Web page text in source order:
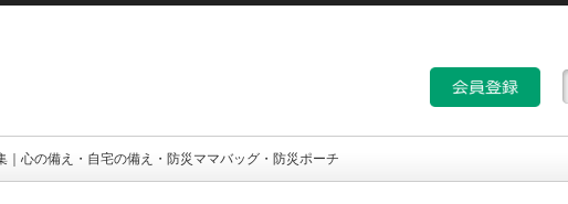
｜心の備え・自宅の備え・防災ママバッグ・防災ポーチ